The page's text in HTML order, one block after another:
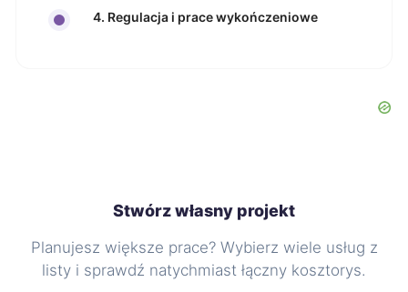
4. Regulacja i prace wykończeniowe
Stwórz własny projekt
Planujesz większe prace? Wybierz wiele usług z
listy i sprawdź natychmiast łączny kosztorys.